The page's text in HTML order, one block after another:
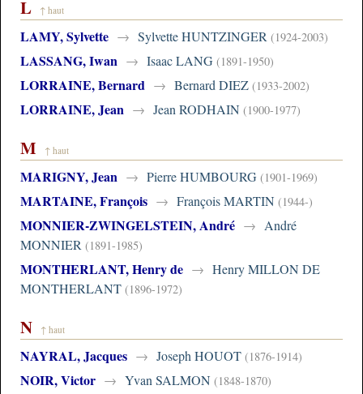
L ↑ haut
LAMY, Sylvette → Sylvette HUNTZINGER (1924-2003)
LASSANG, Iwan → Isaac LANG (1891-1950)
LORRAINE, Bernard → Bernard DIEZ (1933-2002)
LORRAINE, Jean → Jean RODHAIN (1900-1977)
M ↑ haut
MARIGNY, Jean → Pierre HUMBOURG (1901-1969)
MARTAINE, François → François MARTIN (1944-)
MONNIER-ZWINGELSTEIN, André → André
MONNIER (1891-1985)
MONTHERLANT, Henry de → Henry MILLON DE
MONTHERLANT (1896-1972)
N ↑ haut
NAYRAL, Jacques → Joseph HOUOT (1876-1914)
NOIR, Victor → Yvan SALMON (1848-1870)